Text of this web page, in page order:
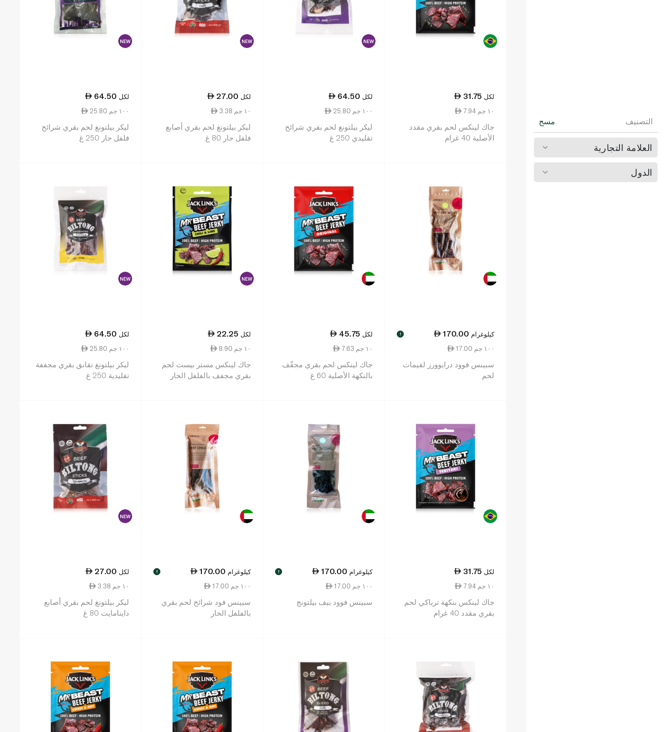
التصنيف مسح
العلامة التجارية
الدول
31.75 لكل
7.94 ١٠ جم
جاك لينكس لحم بقري مقدد
الأصلية 40 غرام
64.50 لكل
25.80 ١٠٠ جم
ليكر بيلتونغ لحم بقري شرائح
تقليدي 250 غ
27.00 لكل
3.38 ١٠ جم
ليكر بيلتونغ لحم بقري أصابع
فلفل حار 80 غ
64.50 لكل
25.80 ١٠٠ جم
ليكر بيلتونغ لحم بقري شرائح
فلفل حار 250 غ
170.00 كيلوغرام !
17.00 ١٠٠ جم
سبينس فوود درايوورز لقيمات
لحم
45.75 لكل
7.63 ١٠ جم
جاك لينكس لحم بقري مجفّف
بالنكهة الأصلية 60 غ
22.25 لكل
8.90 ١٠ جم
جاك لينكس مستر بيست لحم
بقري مجفف بالفلفل الحار
64.50 لكل
25.80 ١٠٠ جم
ليكر بيلتونغ نقانق بقري مجففة
تقليدية 250 غ
31.75 لكل
7.94 ١٠ جم
جاك لينكس بنكهة ترياكي لحم
بقري مقدد 40 غرام
170.00 كيلوغرام !
17.00 ١٠٠ جم
سبينس فوود بيف بيلتونج
170.00 كيلوغرام !
17.00 ١٠٠ جم
سبينس فود شرائح لحم بقري
بالفلفل الحار
27.00 لكل
3.38 ١٠ جم
ليكر بيلتونغ لحم بقري أصابع
داينامايت 80 غ